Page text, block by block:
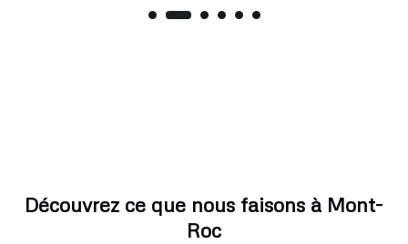
Découvrez ce que nous faisons à Mont-
Roc